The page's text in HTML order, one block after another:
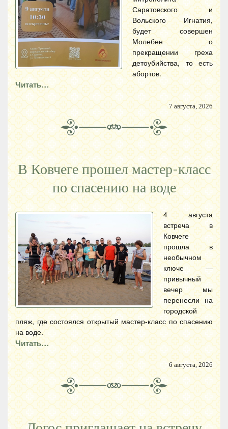
Саратовского и
Вольского Игнатия,
будет совершен
Молебен о
прекращении греха
детоубийства, то есть
абортов.
Читать…
7 августа, 2026
В Ковчеге прошел мастер-класс
по спасению на воде
4 августа
встреча в
Ковчеге
прошла в
необычном
ключе —
привычный
вечер мы
перенесли на
городской
пляж, где состоялся открытый мастер-класс по спасению
на воде.
Читать…
6 августа, 2026